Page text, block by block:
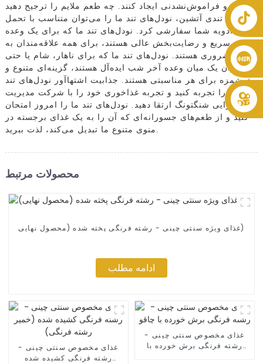
متمایز و فراموش‌نشدنی ایجاد کنند. چه طعم ملایم را ترجیح دهید
و چه تندی آتشین، نودل‌های تند ما را می‌توان متناسب با تحمل
ادویه شما سفارشی کرد. نودل‌های تند ما که برای یک وعده
غذایی سریع و رضایت‌بخش عالی هستند، برای همه علاقه‌مندان به
نودل ضروری هستند. نودل‌های تند ما که برای ناهار، شام یا حتی
به عنوان یک میان وعده آخر شب ایده‌آل هستند، گزینه‌ای متنوع و
خوشمزه برای هر مناسبتی هستند. جذابیت اشتهاآور نودل‌های تند
ما را تجربه کنید و تجربه غذاخوری خود را با شرکت مدیریت
پذیرایی شنگتونگ ارتقا دهید. نودل‌های تند ما را امروز امتحان
کنید و از طعم‌های جسورانه‌ای که آن را به یک غذای برجسته در
منوی متنوع ما تبدیل می‌کند، لذت ببرید.
محصولات مرتبط
غذای ویژه سنتی چینی - رشته فرنگی پخته شده (محصول نهایی)
ادامه مطلب
غذای مخصوص سنتی چینی -
رشته فرنگی کشیده شده
غذای مخصوص سنتی چینی -
رشته فرنگی برش خورده با